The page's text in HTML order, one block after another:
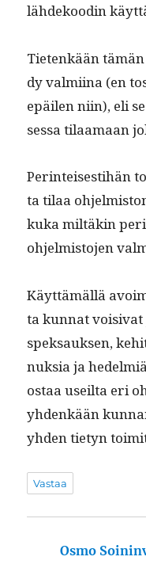
lähdekood­in
Tietenkään
dy valmi­ina (en
epäilen niin), eli
ses­sa tilaa­maan
Per­in­teis­es­ti­hän
ta tilaa
kuka miltäkin
ohjelmis­to­jen
Käyt­tämäl­lä
ta kun­nat
speksauk­sen,
nuk­sia ja
ostaa useil­ta eri
yhdenkään
yhden tietyn
Vastaa
Osmo